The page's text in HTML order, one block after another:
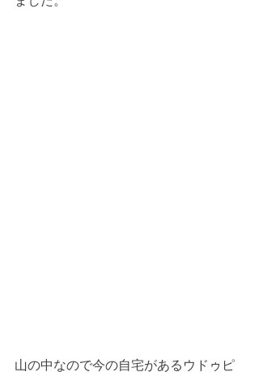
山の中なので今の自宅があるウドゥピ